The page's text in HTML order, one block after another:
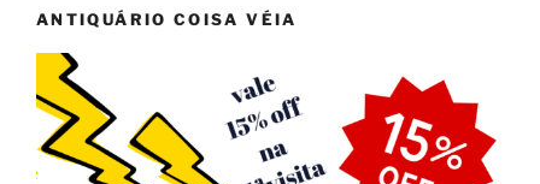
ANTIQUÁRIO COISA VÉIA